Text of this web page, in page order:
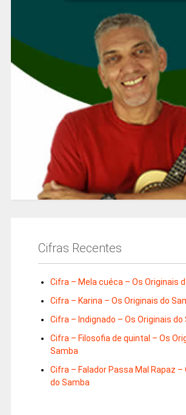
Cifras Recentes
Cifra – Mela cuéca – Os Originais
Cifra – Karina – Os Originais do
Cifra – Indignado – Os Originais do
Cifra – Filosofia de quintal – Os
Samba
Cifra – Falador Passa Mal Rapaz –
do Samba